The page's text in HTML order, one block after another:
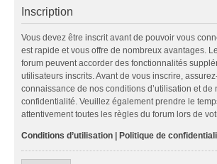
Inscription
Vous devez être inscrit avant de pouvoir vous
est rapide et vous offre de nombreux avantages.
forum peuvent accorder des fonctionnalités
utilisateurs inscrits. Avant de vous inscrire,
connaissance de nos conditions d’utilisation et de
confidentialité. Veuillez également prendre le
attentivement toutes les règles du forum lors de
Conditions d’utilisation | Politique de